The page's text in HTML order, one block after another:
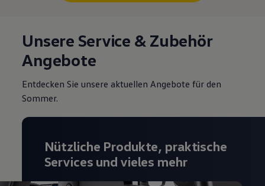
Unsere Service & Zubehör
Angebote
Entdecken Sie unsere aktuellen Angebote für den
Sommer.
Nützliche Produkte, praktische
Services und vieles mehr